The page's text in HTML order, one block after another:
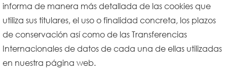
informa de manera más detallada de las cookies que
utiliza sus titulares, el uso o finalidad concreta, los plazos
de conservación así como de las Transferencias
Internacionales de datos de cada una de ellas utilizadas
en nuestra página web.